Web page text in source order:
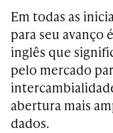
Em todas as
para seu avanço
inglês que
pelo mercado
abertura mais
dados.